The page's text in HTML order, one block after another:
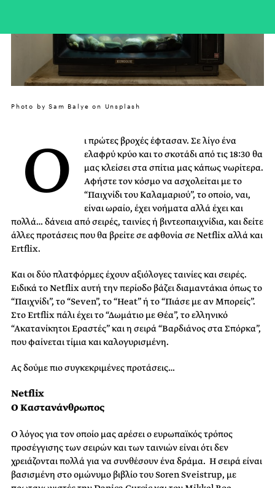
Photo by Sam Balye on Unsplash
Ο
ι πρώτες βροχές έφτασαν. Σε λίγο ένα
ελαφρύ κρύο και το σκοτάδι από τις 18:30 θα
μας κλείσει στα σπίτια μας κάπως νωρίτερα.
Αφήστε τον κόσμο να ασχολείται με το
“Παιχνίδι του Καλαμαριού”, το οποίο, ναι,
είναι ωραίο, έχει νοήματα αλλά έχει και
πολλά… δάνεια από σειρές, ταινίες ή βιντεοπαιχνίδια, και δείτε
άλλες προτάσεις που θα βρείτε σε αφθονία σε Netflix αλλά και
Ertflix.
Και οι δύο πλατφόρμες έχουν αξιόλογες ταινίες και σειρές.
Ειδικά το Netflix αυτή την περίοδο βάζει διαμαντάκια όπως το
“Παιχνίδι”, το “Seven”, το “Heat” ή το “Πιάσε με αν Μπορείς”.
Στο Ertflix πάλι έχει το “Δωμάτιο με Θέα”, το ελληνικό
“Ακατανίκητοι Εραστές” και η σειρά “Βαρδιάνος στα Σπόρκα”,
που φαίνεται τίμια και καλογυρισμένη.
Ας δούμε πιο συγκεκριμένες προτάσεις…
Netflix
Ο Καστανάνθρωπος
Ο λόγος για τον οποίο μας αρέσει ο ευρωπαϊκός τρόπος
προσέγγισης των σειρών και των ταινιών είναι ότι δεν
χρειάζονται πολλά για να συνθέσουν ένα δράμα. Η σειρά είναι
βασισμένη στο ομώνυμο βιβλίο του Soren Sveistrup, με